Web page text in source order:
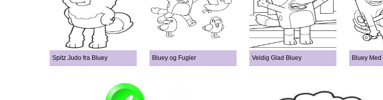
Spitz Judo fra Bluey Bluey og Fugler Veldig Glad Bluey Bluey